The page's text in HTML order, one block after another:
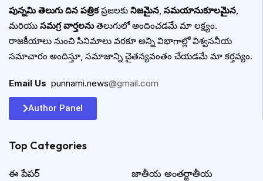
పున్నమి తెలుగు దిన పత్రికప్రజలకు నిజమైన సమయానుకూలమైన
మరియు సమగ్ర వార్తలనుతెలుగులో అందించడమే మా లక్ష్యం.
రాజకీయాలు నుంచి సినిమాలు వరకూ అన్ని విభాగాల్లో విశ్వసనీయ
సమాచారం అందిస్తూ, సమాజాన్ని చైతన్యవంతం చేయడమే మా కర్తవ్యం.
Email Us punnami.news@gmail.com
Author Panel
Top Categories​
ఈ పేపర్ జాతీయ అంతర్జాతీయ